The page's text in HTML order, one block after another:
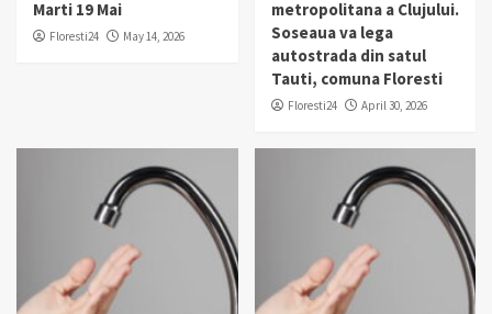
Marti 19 Mai
Floresti24 May 14, 2026
metropolitana a Clujului.
Soseaua va lega
autostrada din satul
Tauti, comuna Floresti
Floresti24 April 30, 2026